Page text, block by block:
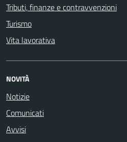
Tributi, finanze e contravvenzioni
Turismo
Vita lavorativa
NOVITÀ
Notizie
Comunicati
Avvisi